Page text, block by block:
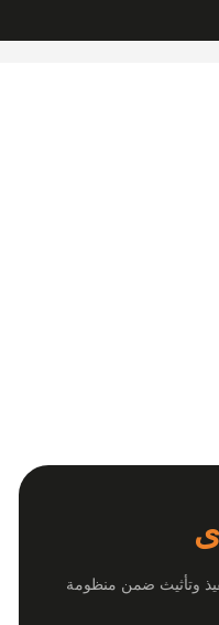
وتأثيث ضمن منظومة